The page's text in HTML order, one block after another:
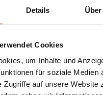
Details
Cookies
um Inhalte und
für soziale Medien
Zugriffe auf unsere Website
oder Überbesatz erhöhen das
Aufsicht
Wasserbedingungen
Fische
auf Anzeichen von Vibriosis zu
werden. Da einige